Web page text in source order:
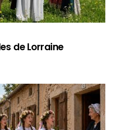
de Lorraine